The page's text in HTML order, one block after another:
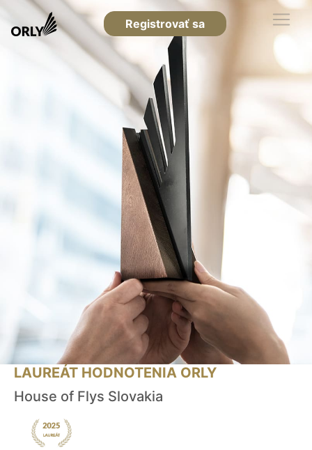
Registrovať sa
LAUREÁT HODNOTENIA ORLY
House of Flys Slovakia